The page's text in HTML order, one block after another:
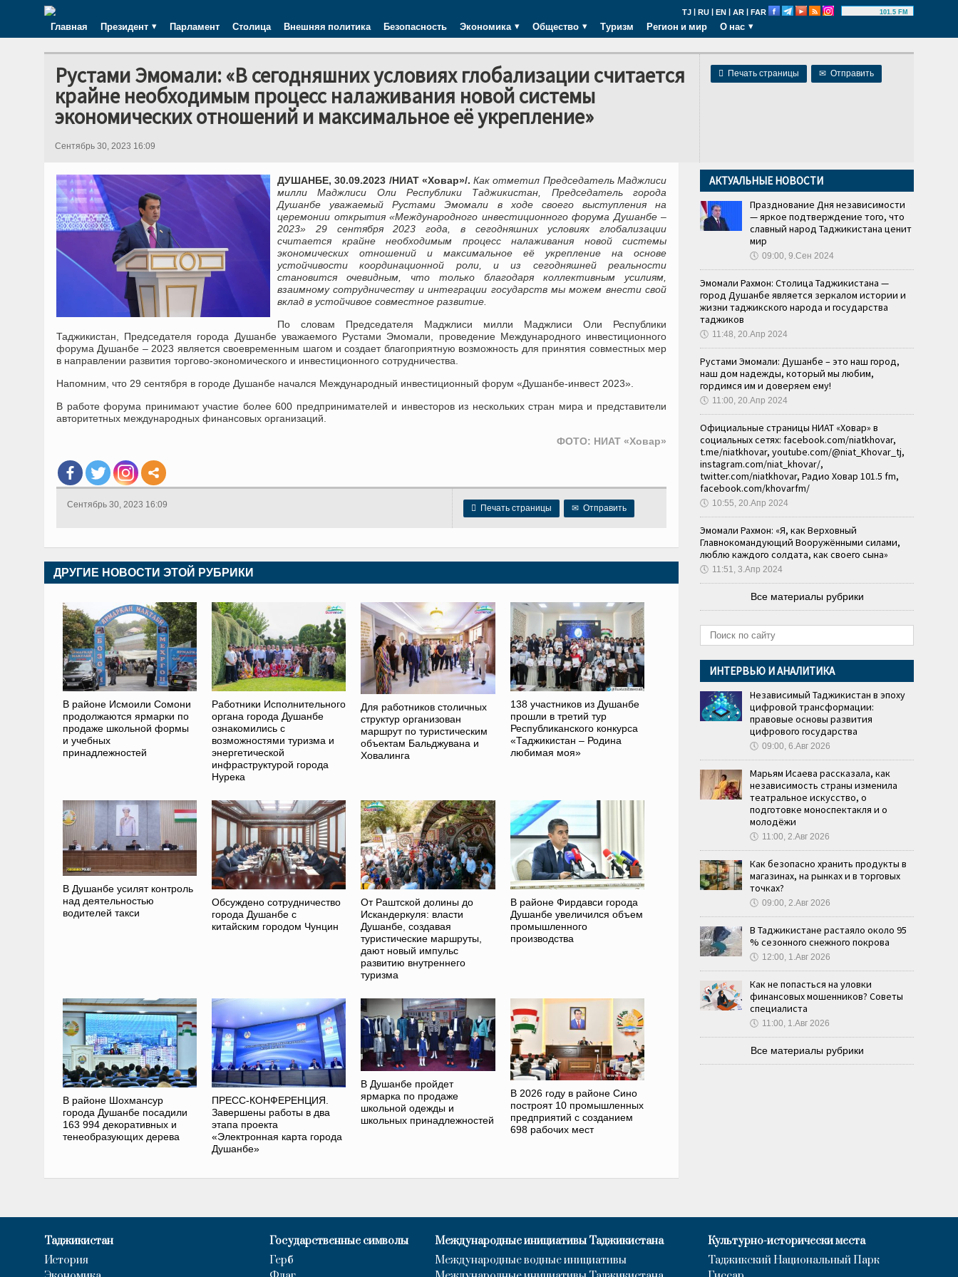
TJ | RU | EN | AR | FAR 101.5 FM
Главная Президент Парламент Столица Внешняя политика Безопасность Экономика Общество Туризм Регион и мир О нас
 Печать страницы ✉ Отправить
Рустами Эмомали: «В сегодняшних условиях глобализации считается
крайне необходимым процесс налаживания новой системы
экономических отношений и максимальное её укрепление»
Сентябрь 30, 2023 16:09
ДУШАНБЕ, 30.09.2023 /НИАТ «Ховар»/. Как отметил Председатель Маджлиси
милли Маджлиси Оли Республики Таджикистан, Председатель города
Душанбе уважаемый Рустами Эмомали в ходе своего выступления на
церемонии открытия «Международного инвестиционного форума Душанбе –
2023» 29 сентября 2023 года, в сегодняшних условиях глобализации
считается крайне необходимым процесс налаживания новой системы
экономических отношений и максимальное её укрепление на основе
устойчивости координационной роли, и из сегодняшней реальности
становится очевидным, что только благодаря коллективным усилиям,
взаимному сотрудничеству и интеграции государств мы можем внести свой
вклад в устойчивое совместное развитие.
По словам Председателя Маджлиси милли Маджлиси Оли Республики
Таджикистан, Председателя города Душанбе уважаемого Рустами Эмомали, проведение Международного инвестиционного
форума Душанбе – 2023 является своевременным шагом и создает благоприятную возможность для принятия совместных мер
в направлении развития торгово-экономического и инвестиционного сотрудничества.
Напомним, что 29 сентября в городе Душанбе начался Международный инвестиционный форум «Душанбе-инвест 2023».
В работе форума принимают участие более 600 предпринимателей и инвесторов из нескольких стран мира и представители
авторитетных международных финансовых организаций.
ФОТО: НИАТ «Ховар»
 Печать страницы ✉ Отправить
Сентябрь 30, 2023 16:09
ДРУГИЕ НОВОСТИ ЭТОЙ РУБРИКИ
В районе Исмоили Сомони
продолжаются ярмарки по
продаже школьной формы
и учебных
принадлежностей
Работники Исполнительного
органа города Душанбе
ознакомились с
возможностями туризма и
энергетической
инфраструктурой города
Нурека
Для работников столичных
структур организован
маршрут по туристическим
объектам Бальджувана и
Ховалинга
138 участников из Душанбе
прошли в третий тур
Республиканского конкурса
«Таджикистан – Родина
любимая моя»
В Душанбе усилят контроль
над деятельностью
водителей такси
Обсуждено сотрудничество
города Душанбе с
китайским городом Чунцин
От Раштcкой долины до
Искандеркуля: власти
Душанбе, создавая
туристические маршруты,
дают новый импульс
развитию внутреннего
туризма
В районе Фирдавси города
Душанбе увеличился объем
промышленного
производства
В районе Шохмансур
города Душанбе посадили
163 994 декоративных и
тенеобразующих дерева
ПРЕСС-КОНФЕРЕНЦИЯ.
Завершены работы в два
этапа проекта
«Электронная карта города
Душанбе»
В Душанбе пройдет
ярмарка по продаже
школьной одежды и
школьных принадлежностей
В 2026 году в районе Сино
построят 10 промышленных
предприятий с созданием
698 рабочих мест
АКТУАЛЬНЫЕ НОВОСТИ
Празднование Дня независимости
— яркое подтверждение того, что
славный народ Таджикистана ценит
мир
🕔 09:00, 9.Сен 2024
Эмомали Рахмон: Столица Таджикистана —
город Душанбе является зеркалом истории и
жизни таджикского народа и государства
таджиков
🕔 11:48, 20.Апр 2024
Рустами Эмомали: Душанбе – это наш город,
наш дом надежды, который мы любим,
гордимся им и доверяем ему!
🕔 11:00, 20.Апр 2024
Официальные страницы НИАТ «Ховар» в
социальных сетях: facebook.com/niatkhovar,
t.me/niatkhovar, youtube.com/@niat_Khovar_tj,
instagram.com/niat_khovar/,
twitter.com/niatkhovar, Радио Ховар 101.5 fm,
facebook.com/khovarfm/
🕔 10:55, 20.Апр 2024
Эмомали Рахмон: «Я, как Верховный
Главнокомандующий Вооружёнными силами,
люблю каждого солдата, как своего сына»
🕔 11:51, 3.Апр 2024
Все материалы рубрики
ИНТЕРВЬЮ И АНАЛИТИКА
Независимый Таджикистан в эпоху
цифровой трансформации:
правовые основы развития
цифрового государства
🕔 09:00, 6.Авг 2026
Марьям Исаева рассказала, как
независимость страны изменила
театральное искусство, о
подготовке моноспектакля и о
молодёжи
🕔 11:00, 2.Авг 2026
Как безопасно хранить продукты в
магазинах, на рынках и в торговых
точках?
🕔 09:00, 2.Авг 2026
В Таджикистане растаяло около 95
% сезонного снежного покрова
🕔 12:00, 1.Авг 2026
Как не попасться на уловки
финансовых мошенников? Советы
специалиста
🕔 11:00, 1.Авг 2026
Все материалы рубрики
Таджикистан
История
Государственные символы
Герб
Международные инициативы Таджикистана
Международные водные инициативы
Культурно-исторически места
Таджикский Национальный Парк